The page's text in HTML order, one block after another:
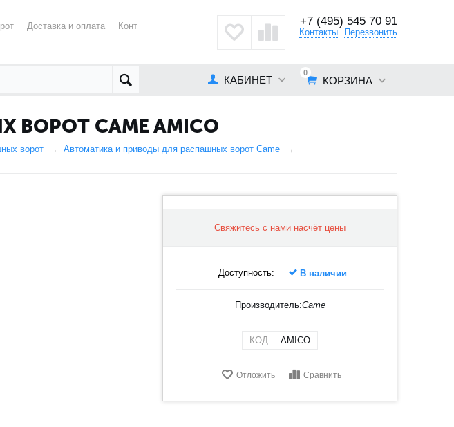
Доставка и оплата Контакты +7 (495) 545 70 91
Контакты Перезвонить
0
КОРЗИНА
КАБИНЕТ
CAME AMICO
ворот
Автоматика и приводы для распашных ворот Came
Свяжитесь с нами насчёт цены
Доступность: В наличии
Производитель:Came
КОД: AMICO
Отложить Сравнить